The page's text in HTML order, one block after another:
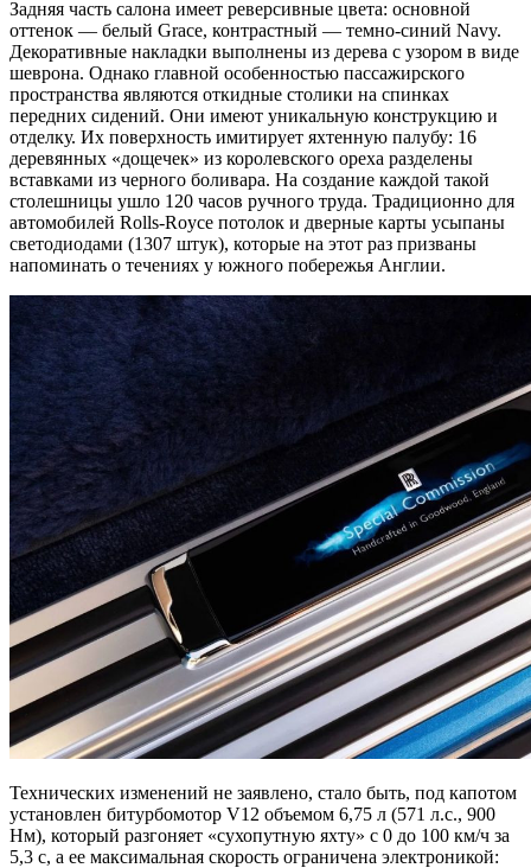
Задняя часть салона имеет реверсивные цвета: основной
оттенок — белый Grace, контрастный — темно-синий Navy.
Декоративные накладки выполнены из дерева с узором в виде
шеврона. Однако главной особенностью пассажирского
пространства являются откидные столики на спинках
передних сидений. Они имеют уникальную конструкцию и
отделку. Их поверхность имитирует яхтенную палубу: 16
деревянных «дощечек» из королевского ореха разделены
вставками из черного боливара. На создание каждой такой
столешницы ушло 120 часов ручного труда. Традиционно для
автомобилей Rolls-Royce потолок и дверные карты усыпаны
светодиодами (1307 штук), которые на этот раз призваны
напоминать о течениях у южного побережья Англии.
Технических изменений не заявлено, стало быть, под капотом
установлен битурбомотор V12 объемом 6,75 л (571 л.с., 900
Нм), который разгоняет «сухопутную яхту» с 0 до 100 км/ч за
5,3 с, а ее максимальная скорость ограничена электроникой: